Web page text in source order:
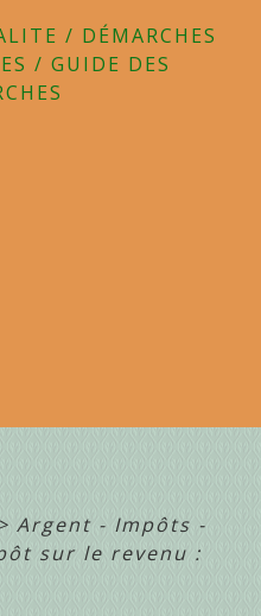
/ DÉMARCHES
/ GUIDE DES
Argent - Impôts -
sur le revenu :